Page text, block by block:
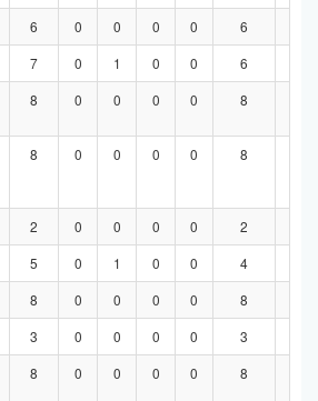
6 0 0 0 0 6
7 0 1 0 0 6
8 0 0 0 0 8
8 0 0 0 0 8
2 0 0 0 0 2
5 0 1 0 0 4
8 0 0 0 0 8
3 0 0 0 0 3
8 0 0 0 0 8